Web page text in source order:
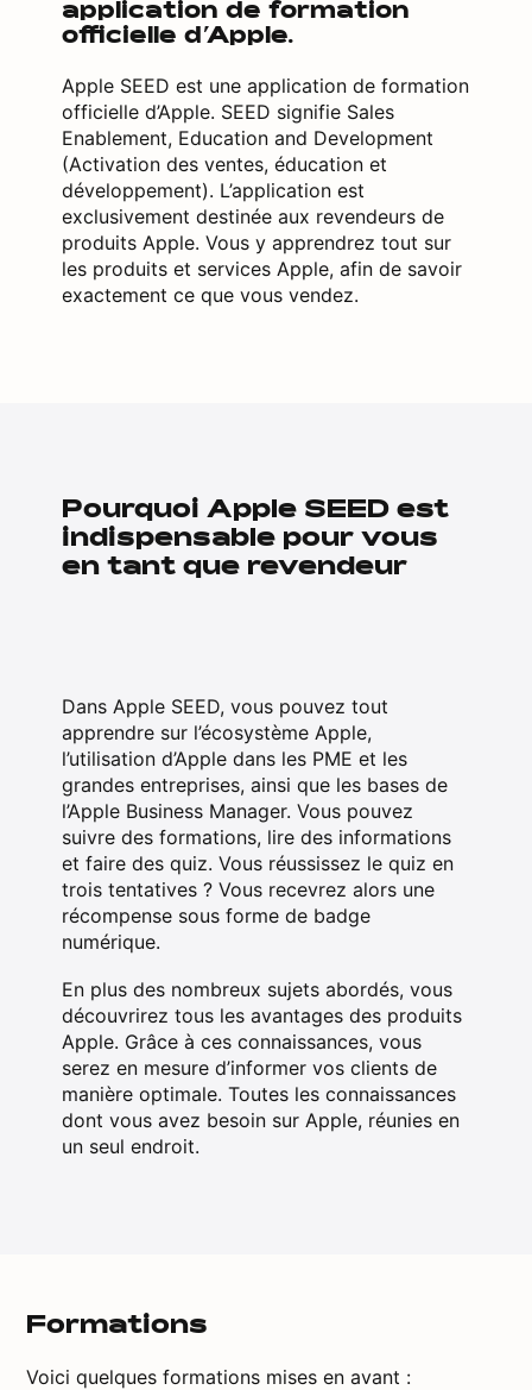
application de formation
officielle d’Apple.
Apple SEED est une application de formation
officielle d’Apple. SEED signifie Sales
Enablement, Education and Development
(Activation des ventes, éducation et
développement). L’application est
exclusivement destinée aux revendeurs de
produits Apple. Vous y apprendrez tout sur
les produits et services Apple, afin de savoir
exactement ce que vous vendez.
Pourquoi Apple SEED est
indispensable pour vous
en tant que revendeur
Dans Apple SEED, vous pouvez tout
apprendre sur l’écosystème Apple,
l’utilisation d’Apple dans les PME et les
grandes entreprises, ainsi que les bases de
l’Apple Business Manager. Vous pouvez
suivre des formations, lire des informations
et faire des quiz. Vous réussissez le quiz en
trois tentatives ? Vous recevrez alors une
récompense sous forme de badge
numérique.
En plus des nombreux sujets abordés, vous
découvrirez tous les avantages des produits
Apple. Grâce à ces connaissances, vous
serez en mesure d’informer vos clients de
manière optimale. Toutes les connaissances
dont vous avez besoin sur Apple, réunies en
un seul endroit.
Formations
Voici quelques formations mises en avant :